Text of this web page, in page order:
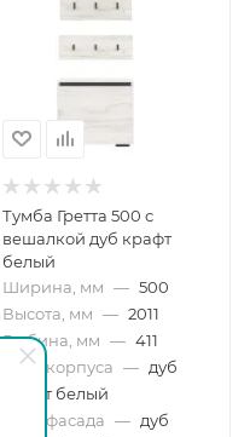
Тумба Гретта 500 с
вешалкой дуб крафт
белый
Ширина, мм — 500
Высота, мм — 2011
Глубина, мм — 411
Цвет корпуса — дуб
крафт белый
Цвет фасада — дуб